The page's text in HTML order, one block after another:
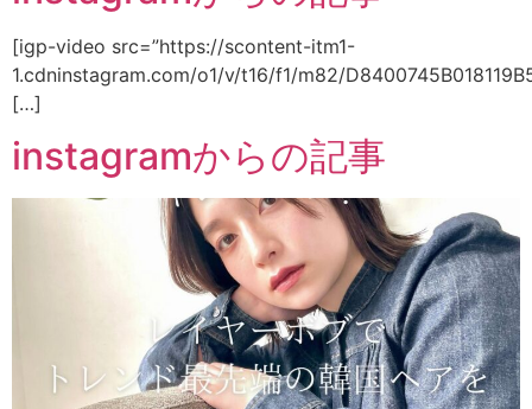
[igp-video src=”https://scontent-itm1-
1.cdninstagram.com/o1/v/t16/f1/m82/
[…]
instagramからの記事